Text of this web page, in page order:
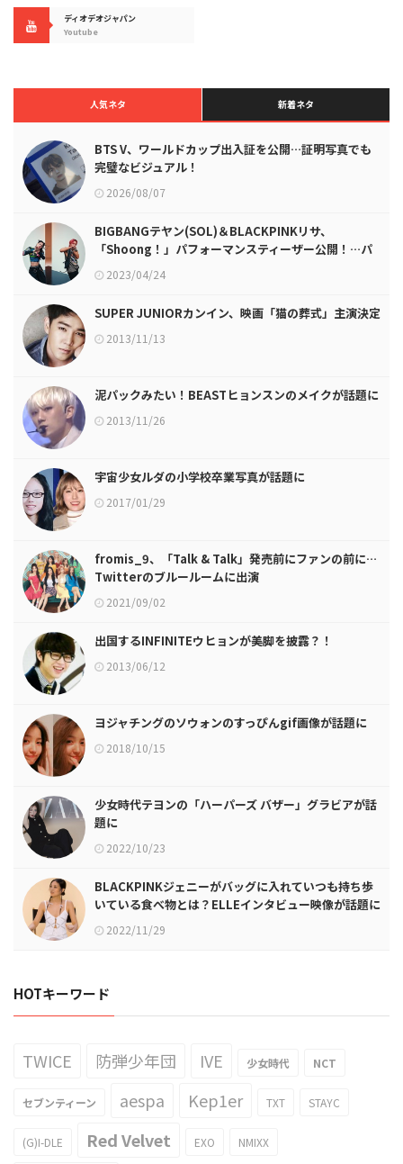
ディオデオジャパン
Youtube
人気ネタ 新着ネタ
BTS V、ワールドカップ出入証を公開…証明写真でも
完璧なビジュアル！
2026/08/07
BIGBANGテヤン(SOL)＆BLACKPINKリサ、
「Shoong！」パフォーマンスティーザー公開！…パ
ーフェクトパフォーマンス
2023/04/24
SUPER JUNIORカンイン、映画「猫の葬式」主演決定
2013/11/13
泥パックみたい！BEASTヒョンスンのメイクが話題に
2013/11/26
宇宙少女ルダの小学校卒業写真が話題に
2017/01/29
fromis_9、「Talk & Talk」発売前にファンの前に…
Twitterのブルールームに出演
2021/09/02
出国するINFINITEウヒョンが美脚を披露？！
2013/06/12
ヨジャチングのソウォンのすっぴんgif画像が話題に
2018/10/15
少女時代テヨンの「ハーパーズ バザー」グラビアが話
題に
2022/10/23
BLACKPINKジェニーがバッグに入れていつも持ち歩
いている食べ物とは？ELLEインタビュー映像が話題に
2022/11/29
HOTキーワード
TWICE 防弾少年団 IVE 少女時代 NCT
セブンティーン aespa Kep1er TXT STAYC
(G)I-DLE Red Velvet EXO NMIXX